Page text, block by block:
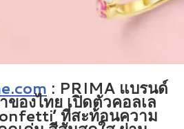
: PRIMA แบรนด์
ของไทย เปิดตัวคอลเล
ที่สะท้อนความ